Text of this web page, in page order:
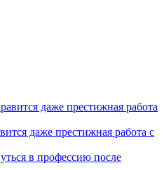
даже престижная работа с